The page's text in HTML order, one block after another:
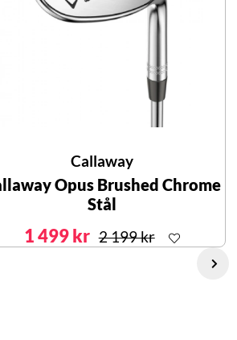
Callaway
Opus Brushed Chrome
Stål
1 499 kr 2 199 kr